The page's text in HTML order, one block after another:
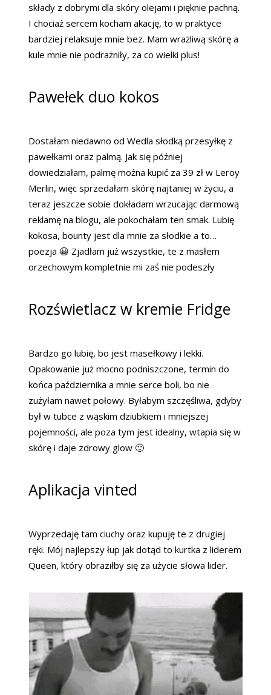
składy z dobrymi dla skóry olejami i pięknie pachną.
I chociaż sercem kocham akację, to w praktyce
bardziej relaksuje mnie bez. Mam wrażliwą skórę a
kule mnie nie podrażniły, za co wielki plus!
Pawełek duo kokos
Dostałam niedawno od Wedla słodką przesyłkę z
pawełkami oraz palmą. Jak się później
dowiedziałam, palmę można kupić za 39 zł w Leroy
Merlin, więc sprzedałam skórę najtaniej w życiu, a
teraz jeszcze sobie dokładam wrzucając darmową
reklamę na blogu, ale pokochałam ten smak. Lubię
kokosa, bounty jest dla mnie za słodkie a to…
poezja 😀 Zjadłam już wszystkie, te z masłem
orzechowym kompletnie mi zaś nie podeszły
Rozświetlacz w kremie Fridge
Bardzo go lubię, bo jest masełkowy i lekki.
Opakowanie już mocno podniszczone, termin do
końca października a mnie serce boli, bo nie
zużyłam nawet połowy. Byłabym szczęśliwa, gdyby
był w tubce z wąskim dziubkiem i mniejszej
pojemności, ale poza tym jest idealny, wtapia się w
skórę i daje zdrowy glow 🙂
Aplikacja vinted
Wyprzedaję tam ciuchy oraz kupuję te z drugiej
ręki. Mój najlepszy łup jak dotąd to kurtka z liderem
Queen, który obraziłby się za użycie słowa lider.